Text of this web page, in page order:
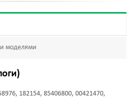
моделями
182154, 85406800, 00421470,